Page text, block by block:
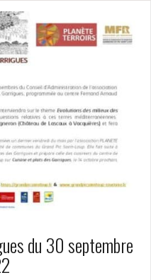
du 30 septembre